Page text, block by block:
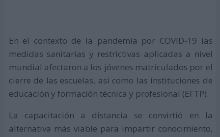
En el contexto de la pandemia por COVID-19 las
medidas sanitarias y restrictivas aplicadas a nivel
mundial afectaron a los jóvenes matriculados por el
cierre de las escuelas, así como las instituciones de
educación y formación técnica y profesional (EFTP).
La capacitación a distancia se convirtió en la
alternativa más viable para impartir conocimiento,